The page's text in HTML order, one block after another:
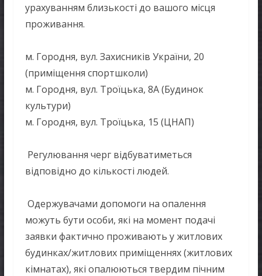
урахуванням близькості до вашого місця
проживання.
м. Городня, вул. Захисників України, 20
(приміщення спортшколи)
м. Городня, вул. Троїцька, 8А (Будинок
культури)
м. Городня, вул. Троїцька, 15 (ЦНАП)
Регулювання черг відбуватиметься
відповідно до кількості людей.
Одержувачами допомоги на опалення
можуть бути особи, які на момент подачі
заявки фактично проживають у житлових
будинках/житлових приміщеннях (житлових
кімнатах), які опалюються твердим пічним